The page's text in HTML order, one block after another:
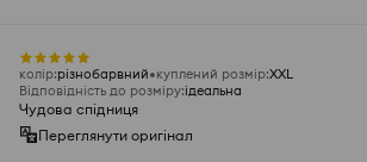
колір:різнобарвний куплений розмір:XXL
Відповідність до розміру:ідеальна
Чудова спідниця
Переглянути оригінал